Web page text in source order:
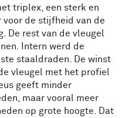
triplex, een sterk en
voor de stijfheid van de
De rest van de vleugel
Intern werd de
staaldraden. De winst
vleugel met het profiel
geeft minder
maar vooral meer
op grote hoogte. Dat